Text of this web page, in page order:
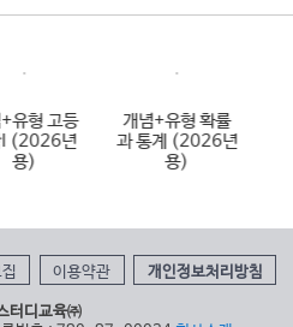
유형 고등
I (2026년
용)
개념+유형 확률
과 통계 (2026년
용)
이용약관 개인정보처리방침
터디교육㈜